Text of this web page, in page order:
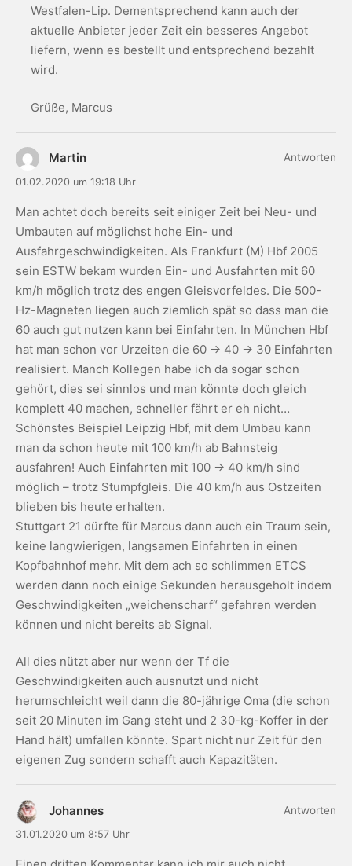
Westfalen-Lip. Dementsprechend kann auch der
aktuelle Anbieter jeder Zeit ein besseres Angebot
liefern, wenn es bestellt und entsprechend bezahlt
wird.
Grüße, Marcus
Martin
01.02.2020 um 19:18 Uhr
Man achtet doch bereits seit einiger Zeit bei Neu- und
Umbauten auf möglichst hohe Ein- und
Ausfahrgeschwindigkeiten. Als Frankfurt (M) Hbf 2005
sein ESTW bekam wurden Ein- und Ausfahrten mit 60
km/h möglich trotz des engen Gleisvorfeldes. Die 500-
Hz-Magneten liegen auch ziemlich spät so dass man die
60 auch gut nutzen kann bei Einfahrten. In München Hbf
hat man schon vor Urzeiten die 60 -> 40 -> 30 Einfahrten
realisiert. Manch Kollegen habe ich da sogar schon
gehört, dies sei sinnlos und man könnte doch gleich
komplett 40 machen, schneller fährt er eh nicht…
Schönstes Beispiel Leipzig Hbf, mit dem Umbau kann
man da schon heute mit 100 km/h ab Bahnsteig
ausfahren! Auch Einfahrten mit 100 -> 40 km/h sind
möglich – trotz Stumpfgleis. Die 40 km/h aus Ostzeiten
blieben bis heute erhalten.
Stuttgart 21 dürfte für Marcus dann auch ein Traum sein,
keine langwierigen, langsamen Einfahrten in einen
Kopfbahnhof mehr. Mit dem ach so schlimmen ETCS
werden dann noch einige Sekunden herausgeholt indem
Geschwindigkeiten „weichenscharf“ gefahren werden
können und nicht bereits ab Signal.
All dies nützt aber nur wenn der Tf die
Geschwindigkeiten auch ausnutzt und nicht
herumschleicht weil dann die 80-jährige Oma (die schon
seit 20 Minuten im Gang steht und 2 30-kg-Koffer in der
Hand hält) umfallen könnte. Spart nicht nur Zeit für den
eigenen Zug sondern schafft auch Kapazitäten.
Antworten
Johannes
31.01.2020 um 8:57 Uhr
Antworten